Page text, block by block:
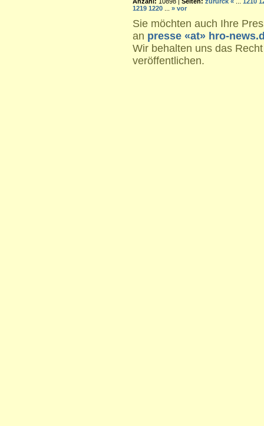
1219 1220 » vor
Sie möchten auch Ihre
an presse «at» hro-
Wir behalten uns das
veröffentlichen.